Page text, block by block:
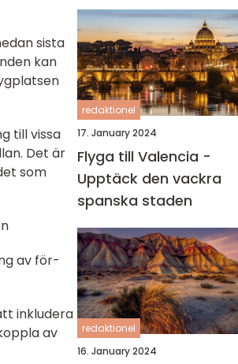
sista
kan
till vissa
Det är
som
av för-
inkludera
av
redaktionel
17. January 2024
Flyga till Valencia -
Upptäck den vackra
spanska staden
redaktionel
16. January 2024